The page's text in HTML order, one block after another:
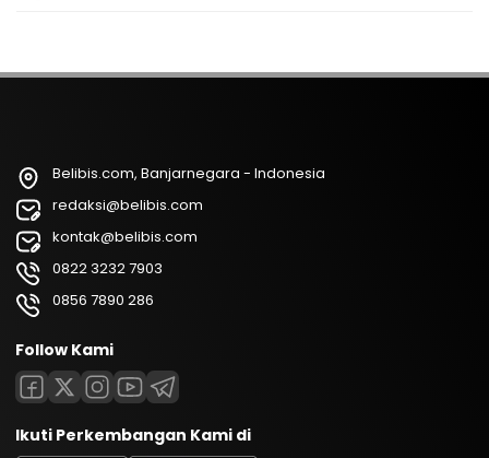
Belibis.com, Banjarnegara - Indonesia
redaksi@belibis.com
kontak@belibis.com
0822 3232 7903
0856 7890 286
Follow Kami
Ikuti Perkembangan Kami di